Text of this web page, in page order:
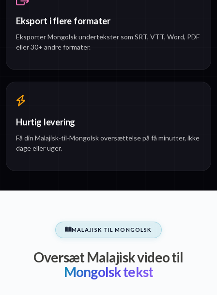
Eksport i flere formater
Eksporter Mongolsk undertekster som SRT, VTT, Word, PDF
eller 30+ andre formater.
Hurtig levering
Få din Malajisk-til-Mongolsk oversættelse på få minutter, ikke
dage eller uger.
MALAJISK TIL MONGOLSK
Oversæt Malajisk video til
Mongolsk tekst